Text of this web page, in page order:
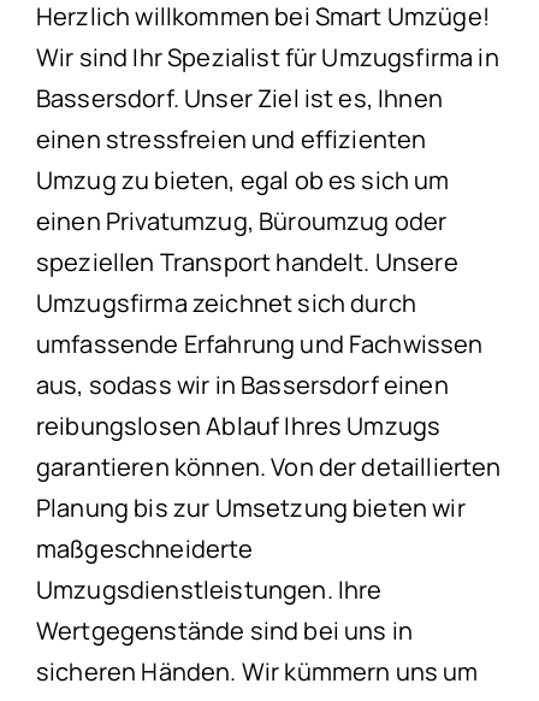
Herzlich willkommen bei Smart Umzüge!
Wir sind Ihr Spezialist für Umzugsfirma in
Bassersdorf. Unser Ziel ist es, Ihnen
einen stressfreien und effizienten
Umzug zu bieten, egal ob es sich um
einen Privatumzug, Büroumzug oder
speziellen Transport handelt. Unsere
Umzugsfirma zeichnet sich durch
umfassende Erfahrung und Fachwissen
aus, sodass wir in Bassersdorf einen
reibungslosen Ablauf Ihres Umzugs
garantieren können. Von der detaillierten
Planung bis zur Umsetzung bieten wir
maßgeschneiderte
Umzugsdienstleistungen. Ihre
Wertgegenstände sind bei uns in
sicheren Händen. Wir kümmern uns um